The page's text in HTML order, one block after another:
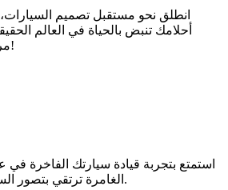
انطلق نحو مستقبل تصميم
أحلامك تنبض بالحياة في العالم
مرآبك بتقنية الواقع المعزز!
استمتع بتجربة قيادة سيارتك الفاخرة في
الغامرة ترتقي بتصور السيارات إلى مستوى جديد.